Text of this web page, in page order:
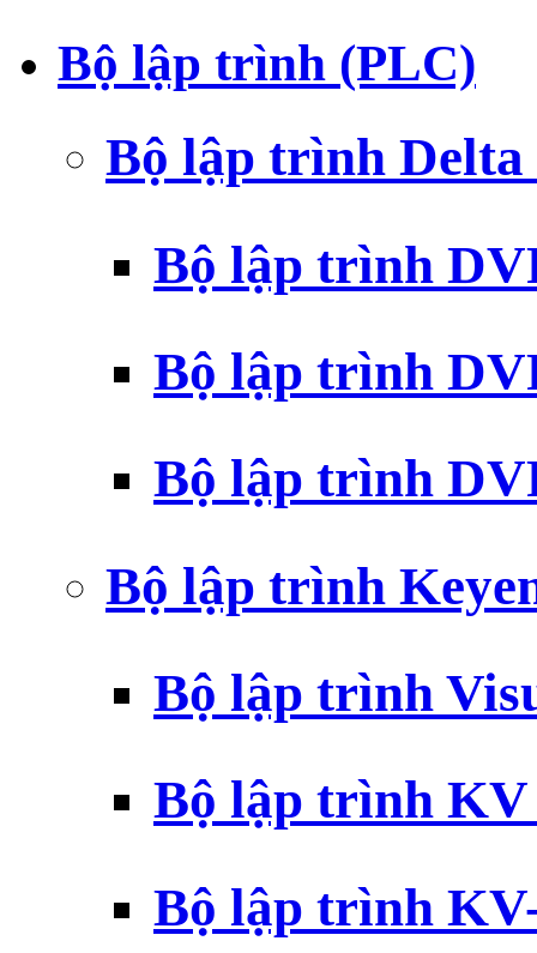
Bộ lập trình (PLC)
Bộ lập trình
Bộ lập trình
Bộ lập trình
Bộ lập trình
Bộ lập trình
Bộ lập trình
Bộ lập trình
Bộ lập trình